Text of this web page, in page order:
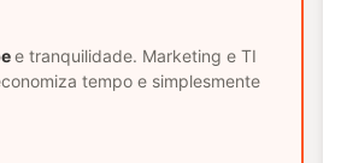
e tranquilidade. Marketing e TI
tempo e simplesmente